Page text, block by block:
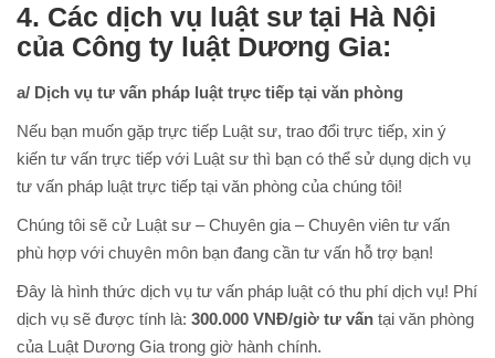
4. Các dịch vụ luật sư tại Hà Nội
của Công ty luật Dương Gia:
a/ Dịch vụ tư vấn pháp luật trực tiếp tại văn phòng
Nếu bạn muốn gặp trực tiếp Luật sư, trao đổi trực tiếp, xin ý
kiến tư vấn trực tiếp với Luật sư thì bạn có thể sử dụng dịch vụ
tư vấn pháp luật trực tiếp tại văn phòng của chúng tôi!
Chúng tôi sẽ cử Luật sư – Chuyên gia – Chuyên viên tư vấn
phù hợp với chuyên môn bạn đang cần tư vấn hỗ trợ bạn!
Đây là hình thức dịch vụ tư vấn pháp luật có thu phí dịch vụ! Phí
dịch vụ sẽ được tính là: 300.000 VNĐ/giờ tư vấn tại văn phòng
của Luật Dương Gia trong giờ hành chính.